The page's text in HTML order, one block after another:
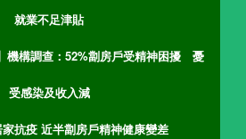
就業不足津貼
機構調查：52%劏房戶受精神困擾 憂
受感染及收入減
家抗疫 近半劏房戶精神健康變差